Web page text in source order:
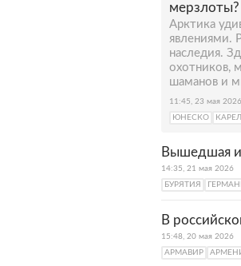
мерзлоты?
Арктика
явлениями.
наследия.
охотников,
шаманов и
11:45, 23 мая 2026
ЮНЕСКО
Вышедшая
14:35, 21 мая 2026
БУРЯТИЯ
В
15:48, 20 мая 2026
АРМАВИР